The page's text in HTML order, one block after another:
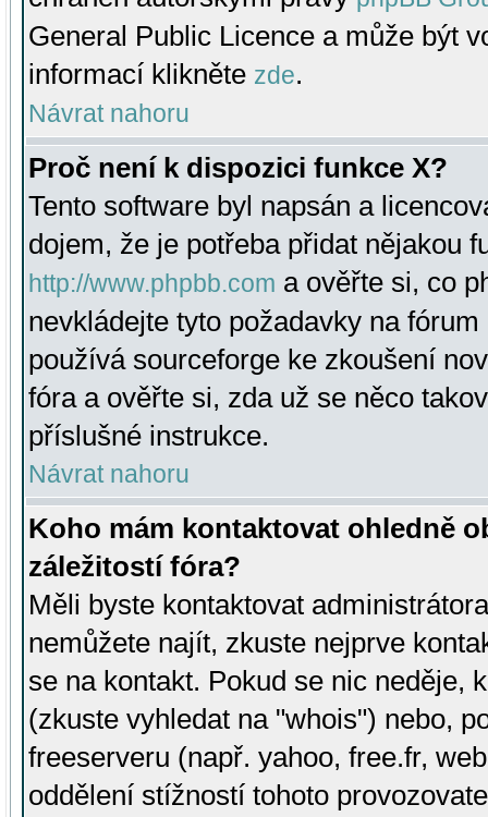
General Public Licence a může být
informací klikněte zde.
Návrat nahoru
Proč není k dispozici funkce X?
Tento software byl napsán a
dojem, že je potřeba přidat nějakou
http://www.phpbb.com a ověřte si, co
nevkládejte tyto požadavky na
používá sourceforge ke zkoušení
fóra a ověřte si, zda už se něco
příslušné instrukce.
Návrat nahoru
Koho mám kontaktovat ohledně
záležitostí fóra?
Měli byste kontaktovat
nemůžete najít, zkuste nejprve
se na kontakt. Pokud se nic neděje,
(zkuste vyhledat na "whois") nebo,
freeserveru (např. yahoo, free.fr,
oddělení stížností tohoto